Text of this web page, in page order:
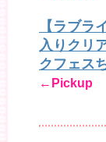
【ラブラ
入りクリ
クフェス
←Pickup